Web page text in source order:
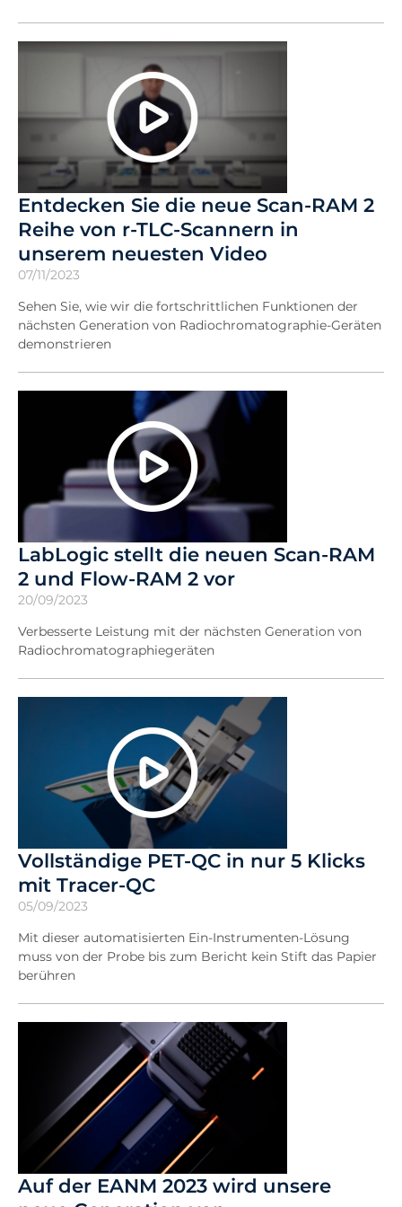
Entdecken Sie die neue Scan-RAM 2
Reihe von r-TLC-Scannern in
unserem neuesten Video
07/11/2023
Sehen Sie, wie wir die fortschrittlichen Funktionen der
nächsten Generation von Radiochromatographie-Geräten
demonstrieren
LabLogic stellt die neuen Scan-RAM
2 und Flow-RAM 2 vor
20/09/2023
Verbesserte Leistung mit der nächsten Generation von
Radiochromatographiegeräten
Vollständige PET-QC in nur 5 Klicks
mit Tracer-QC
05/09/2023
Mit dieser automatisierten Ein-Instrumenten-Lösung
muss von der Probe bis zum Bericht kein Stift das Papier
berühren
Auf der EANM 2023 wird unsere